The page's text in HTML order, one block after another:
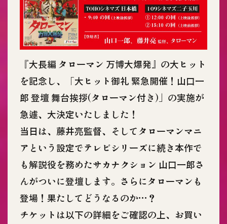
『大長編 タローマン 万博大爆発』の大ヒット
を記念し、「大ヒット御礼 緊急開催！山口一
郎 登壇 舞台挨拶(タローマン付き)」の実施が
急遽、大決定いたしました！
当日は、藤井亮監督、そしてタローマンマニ
アという設定でテレビシリーズに続き本作で
も解説役を務めたサカナクション 山口一郎さ
んがついに登壇します。さらにタローマンも
登場！果たしてどうなるのか…？
チケットは以下の詳細をご確認の上、お買い